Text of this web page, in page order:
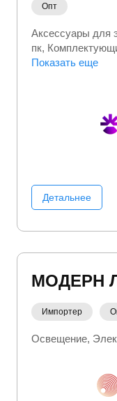
Опт
Аксессуары для
пк
оборудование
Показать еще
Детальнее
МОДЕРН
Импортер
Освещение